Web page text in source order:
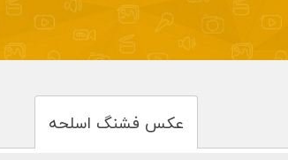
عکس فشنگ اسلحه